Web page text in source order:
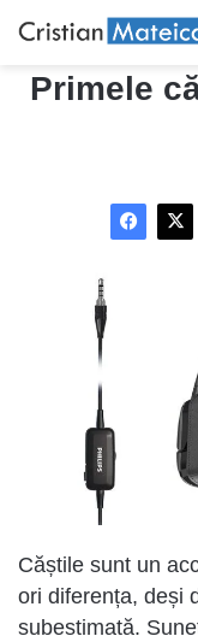
Primele
Căștile sunt un
ori diferența, deși
subestimată.